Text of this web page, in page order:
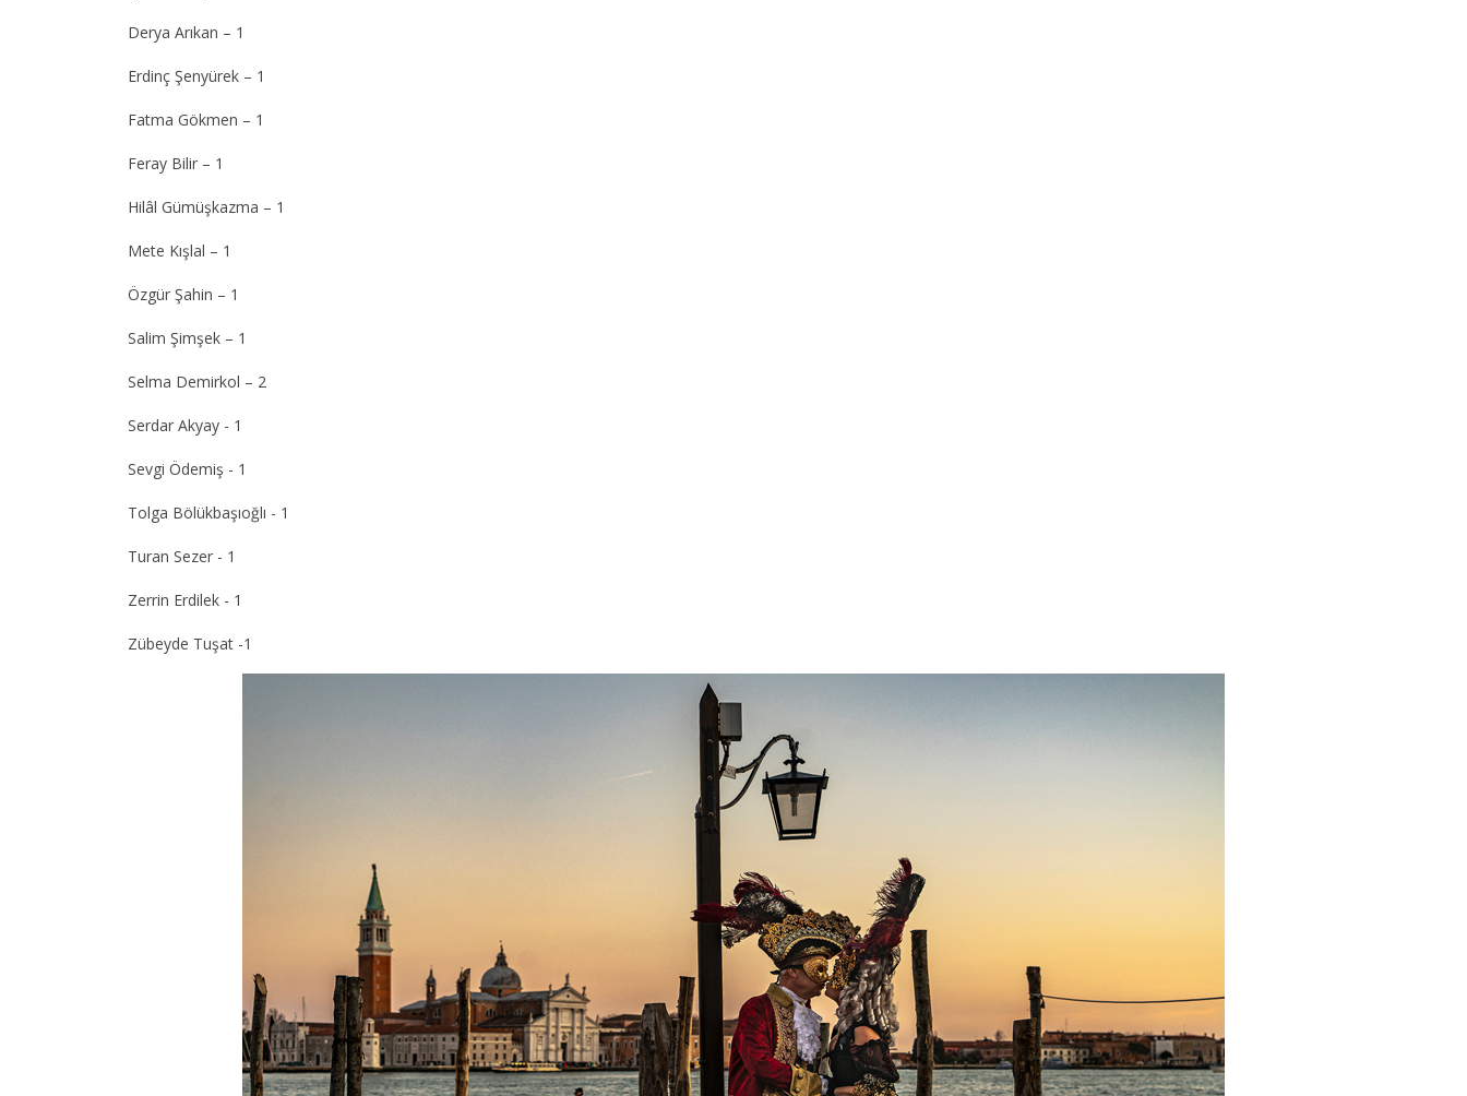
Derya Arıkan – 1
Erdinç Şenyürek – 1
Fatma Gökmen – 1
Feray Bilir – 1
Hilâl Gümüşkazma – 1
Mete Kışlal – 1
Özgür Şahin – 1
Salim Şimşek – 1
Selma Demirkol – 2
Serdar Akyay - 1
Sevgi Ödemiş - 1
Tolga Bölükbaşıoğlı - 1
Turan Sezer - 1
Zerrin Erdilek - 1
Zübeyde Tuşat -1